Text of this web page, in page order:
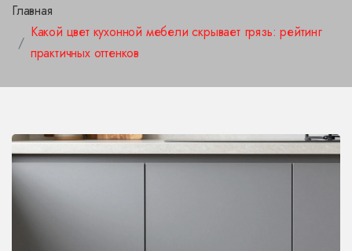
Главная
Какой цвет кухонной мебели скрывает грязь: рейтинг
практичных оттенков